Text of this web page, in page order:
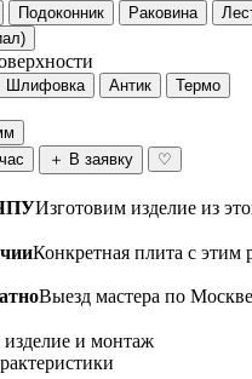
Подоконник Раковина
Шлифовка Антик Термо
＋ В заявку ♡
Изготовим изделие из
Конкретная плита с этим
Выезд мастера по Москве
и монтаж